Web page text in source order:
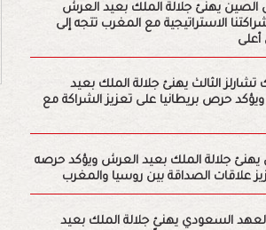
الصين يهنئ جلالة الملك بعيد العرش
الاستراتيجية مع المغرب تتجه إلى
تشارلز الثالث يهنئ جلالة الملك بعيد
حرص بريطانيا على تعزيز الشراكة مع
يهنئ جلالة الملك بعيد العرش ويؤكد حرصه
علاقات الصداقة بين روسيا والمغرب
السعودي يهنئ جلالة الملك بعيد